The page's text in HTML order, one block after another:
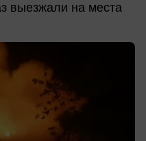
выезжали на места